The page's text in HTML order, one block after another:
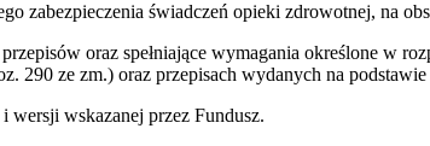
zabezpieczenia świadczeń opieki zdrowotnej, na
oraz spełniające wymagania określone w
290 ze zm.) oraz przepisach wydanych na
wskazanej przez Fundusz.